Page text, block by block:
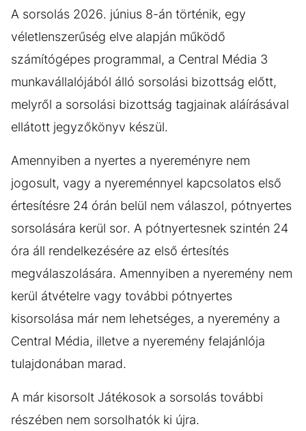
A sorsolás 2026. június 8-án történik, egy
véletlenszerűség elve alapján működő
számítógépes programmal, a Central Média 3
munkavállalójából álló sorsolási bizottság előtt,
melyről a sorsolási bizottság tagjainak aláírásával
ellátott jegyzőkönyv készül.
Amennyiben a nyertes a nyereményre nem
jogosult, vagy a nyereménnyel kapcsolatos első
értesítésre 24 órán belül nem válaszol, pótnyertes
sorsolására kerül sor. A pótnyertesnek szintén 24
óra áll rendelkezésére az első értesítés
megválaszolására. Amennyiben a nyeremény nem
kerül átvételre vagy további pótnyertes
kisorsolása már nem lehetséges, a nyeremény a
Central Média, illetve a nyeremény felajánlója
tulajdonában marad.
A már kisorsolt Játékosok a sorsolás további
részében nem sorsolhatók ki újra.